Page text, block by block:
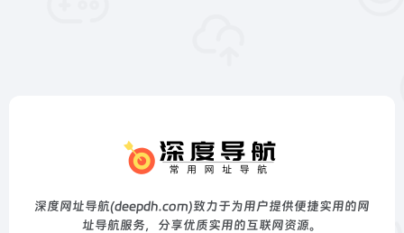
深度网址导航(deepdh.com)致力于为用户提供便捷实用的网
址导航服务，分享优质实用的互联网资源。